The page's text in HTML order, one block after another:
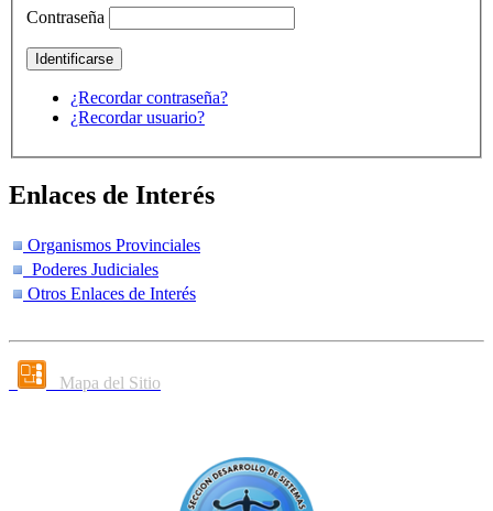
Contraseña
¿Recordar contraseña?
¿Recordar usuario?
Enlaces de Interés
Organismos Provinciales
Poderes Judiciales
Otros Enlaces de Interés
Mapa del Sitio